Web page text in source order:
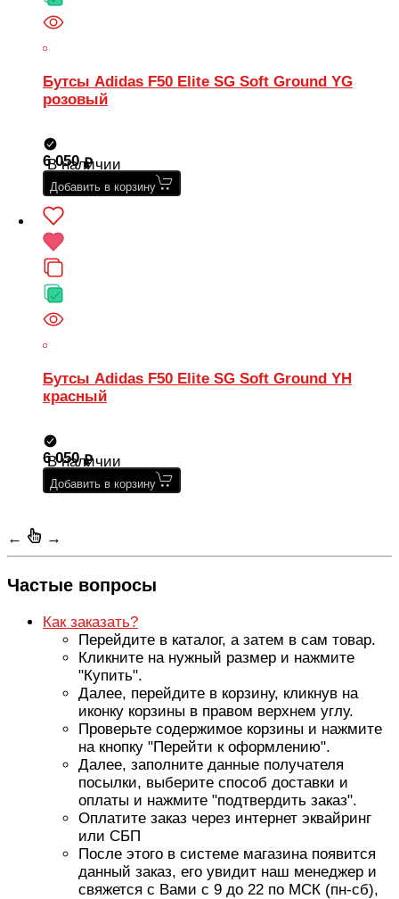
Бутсы Adidas F50 Elite SG Soft Ground YG
розовый
В наличии
6 050
Добавить в корзину
Бутсы Adidas F50 Elite SG Soft Ground YH
красный
В наличии
6 050
Добавить в корзину
← →
Частые вопросы
Как заказать?
Перейдите в каталог, а затем в сам товар.
Кликните на нужный размер и нажмите
"Купить".
Далее, перейдите в корзину, кликнув на
иконку корзины в правом верхнем углу.
Проверьте содержимое корзины и нажмите
на кнопку "Перейти к оформлению".
Далее, заполните данные получателя
посылки, выберите способ доставки и
оплаты и нажмите "подтвердить заказ".
Оплатите заказ через интернет эквайринг
или СБП
После этого в системе магазина появится
данный заказ, его увидит наш менеджер и
свяжется с Вами с 9 до 22 по МСК (пн-сб),